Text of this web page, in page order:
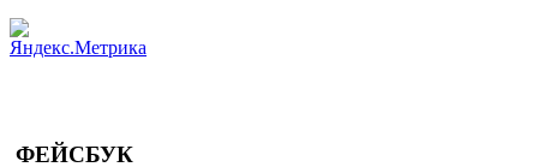
ФЕЙСБУК